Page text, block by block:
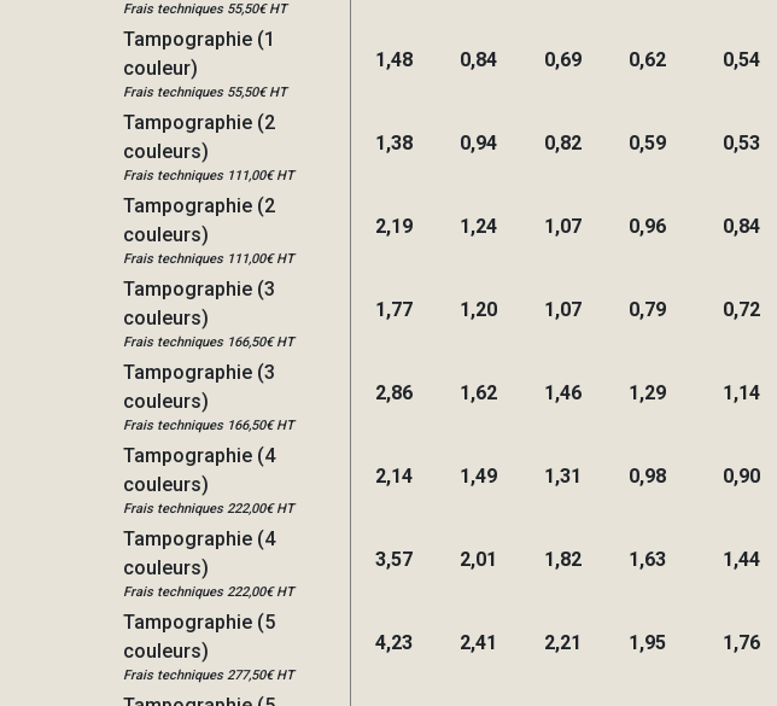
Frais techniques 55,50€ HT
Tampographie (1
couleur)
Frais techniques 55,50€ HT
1,48 0,84 0,69 0,62 0,54
Tampographie (2
couleurs)
Frais techniques 111,00€ HT
1,38 0,94 0,82 0,59 0,53
Tampographie (2
couleurs)
Frais techniques 111,00€ HT
2,19 1,24 1,07 0,96 0,84
Tampographie (3
couleurs)
Frais techniques 166,50€ HT
1,77 1,20 1,07 0,79 0,72
Tampographie (3
couleurs)
Frais techniques 166,50€ HT
2,86 1,62 1,46 1,29 1,14
Tampographie (4
couleurs)
Frais techniques 222,00€ HT
2,14 1,49 1,31 0,98 0,90
Tampographie (4
couleurs)
Frais techniques 222,00€ HT
3,57 2,01 1,82 1,63 1,44
Tampographie (5
couleurs)
Frais techniques 277,50€ HT
4,23 2,41 2,21 1,95 1,76